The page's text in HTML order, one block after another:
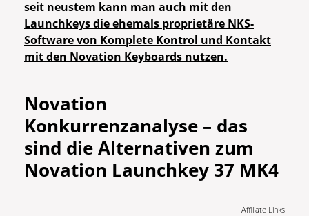
seit neustem kann man auch mit den
Launchkeys die ehemals proprietäre NKS-
Software von Komplete Kontrol und Kontakt
mit den Novation Keyboards nutzen.
Novation
Konkurrenzanalyse – das
sind die Alternativen zum
Novation Launchkey 37 MK4
Affiliate Links